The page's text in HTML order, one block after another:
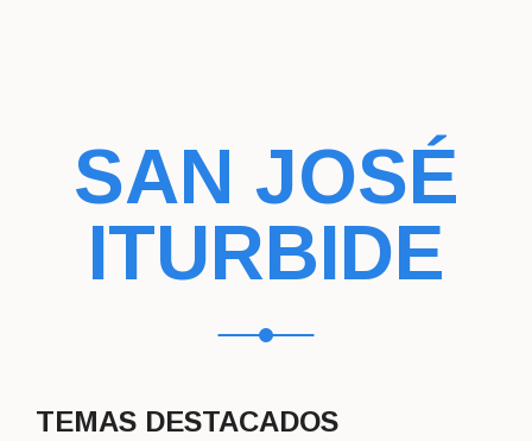
SAN JOSÉ
ITURBIDE
TEMAS DESTACADOS